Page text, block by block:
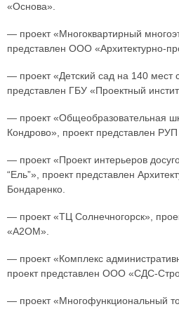
«Основа».
— проект «Многоквартирный
представлен ООО «Архитектурно-
— проект «Детский сад на 140 мест
представлен ГБУ «Проектный
— проект «Общеобразовательная
Кондрово», проект представлен
— проект «Проект интерьеров
“Ель”», проект представлен
Бондаренко.
— проект «ТЦ Солнечногорск»,
«А2ОМ».
— проект «Комплекс
проект представлен ООО «СДС-
— проект «Многофункциональный